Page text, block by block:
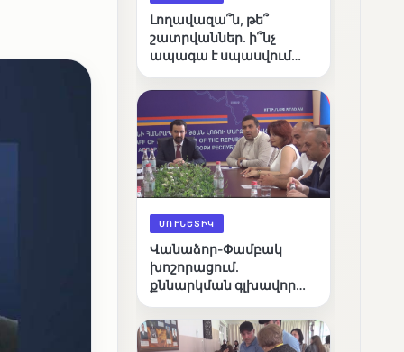
Լողավազա՞ն, թե՞
շատրվաններ. ի՞նչ
ապագա է սպասվում
լճին
ՄՈՒՆԵՏԻԿ
Վանաձոր-Փամբակ
խոշորացում.
քննարկման գլխավոր
կառավարո՞ւմ, թե՞
քաղաքական նպատակ